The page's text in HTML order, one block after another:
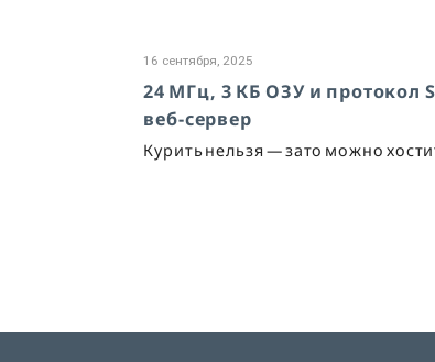
16 сентября, 2025
24 МГц, 3 КБ ОЗУ и протокол
веб-сервер
Курить нельзя — зато можно